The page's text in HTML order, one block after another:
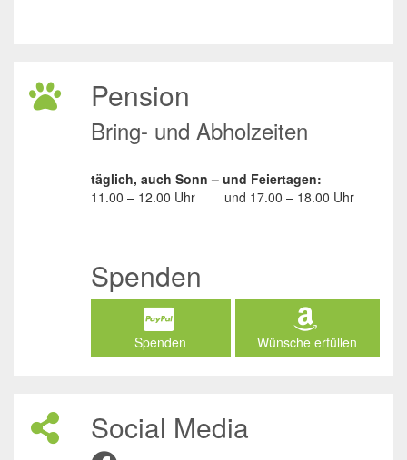
Pension
Bring- und Abholzeiten
täglich, auch Sonn – und Feiertagen:
11.00 – 12.00 Uhr
und 17.00 – 18.00 Uhr
Spenden
Spenden Wünsche erfüllen
Social Media